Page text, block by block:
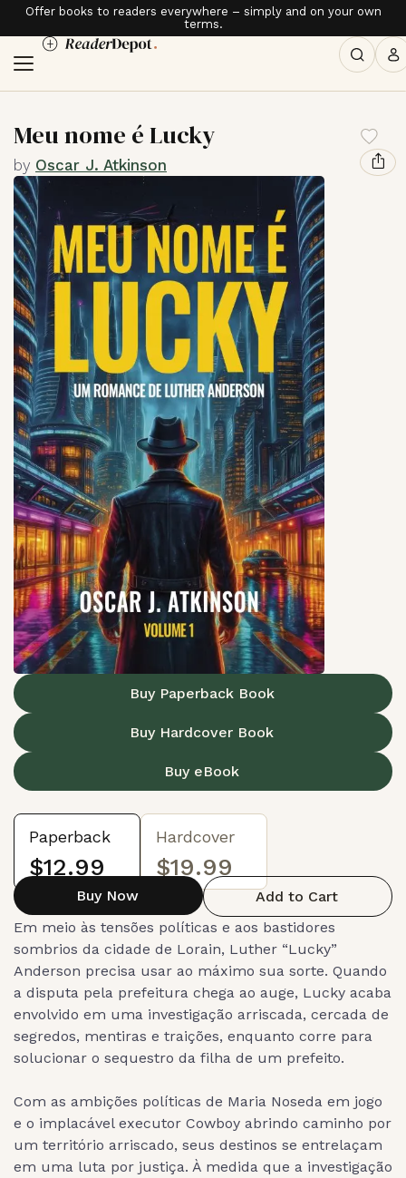
Offer books to readers everywhere – simply and on your own
terms.
Meu nome é Lucky
by Oscar J. Atkinson
Buy Paperback Book
Buy Hardcover Book
Buy eBook
Paperback
$12.99
Hardcover
$19.99
Buy Now
Add to Cart
Em meio às tensões políticas e aos bastidores
sombrios da cidade de Lorain, Luther “Lucky”
Anderson precisa usar ao máximo sua sorte. Quando
a disputa pela prefeitura chega ao auge, Lucky acaba
envolvido em uma investigação arriscada, cercada de
segredos, mentiras e traições, enquanto corre para
solucionar o sequestro da filha de um prefeito.
Com as ambições políticas de Maria Noseda em jogo
e o implacável executor Cowboy abrindo caminho por
um território arriscado, seus destinos se entrelaçam
em uma luta por justiça. À medida que a investigação